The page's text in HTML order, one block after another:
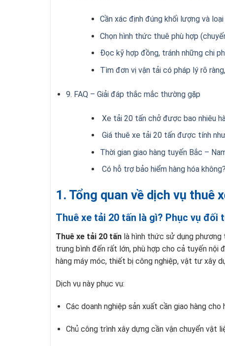
Cần xác định đúng khối lượng và loại
Chọn hình thức thuê phù hợp
Đọc kỹ hợp đồng, tránh những chi
Tìm đơn vị vận tải có pháp lý rõ
9. FAQ – Giải đáp thắc mắc thường gặp
Xe tải 20 tấn chở được bao nhiêu
Giá thuê xe tải 20 tấn được tính
Thời gian giao hàng tuyến Bắc –
Có hỗ trợ bảo hiểm hàng hóa không?
1. Tổng quan về dịch vụ thuê
Thuê xe tải 20 tấn là gì? Phục vụ đối
Thuê xe tải 20 tấn là hình thức sử dụng
trung bình đến rất lớn, phù hợp cho cả tuyến nội
hàng máy móc, thiết bị công nghiệp, vật tư xây
Dịch vụ này phục vụ:
Các doanh nghiệp sản xuất cần giao hàng cho
Chủ công trình xây dựng cần vận chuyển vật